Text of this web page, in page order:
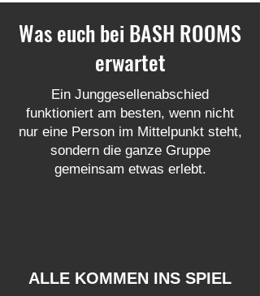
Was euch bei BASH ROOMS
erwartet
Ein Junggesellenabschied
funktioniert am besten, wenn nicht
nur eine Person im Mittelpunkt steht,
sondern die ganze Gruppe
gemeinsam etwas erlebt.
ALLE KOMMEN INS SPIEL